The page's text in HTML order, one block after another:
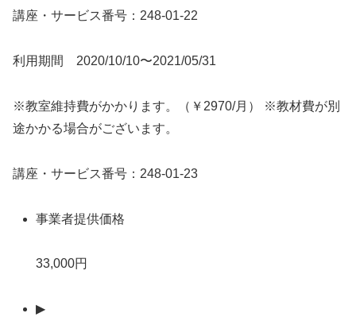
講座・サービス番号：248-01-22
利用期間 2020/10/10〜2021/05/31
※教室維持費がかかります。（￥2970/月） ※教材費が別
途かかる場合がございます。
講座・サービス番号：248-01-23
事業者提供価格
33,000円
▶